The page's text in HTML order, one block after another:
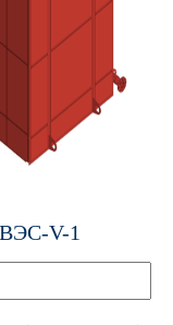
V-1